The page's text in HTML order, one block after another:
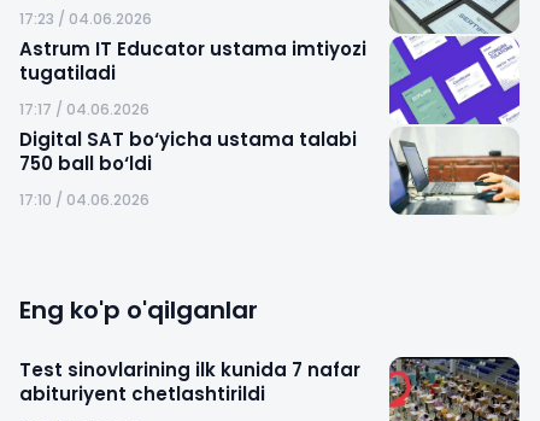
17:23 / 04.06.2026
Astrum IT Educator ustama imtiyozi
tugatiladi
17:17 / 04.06.2026
Digital SAT bo‘yicha ustama talabi
750 ball bo‘ldi
17:10 / 04.06.2026
Eng ko'p o'qilganlar
Test sinovlarining ilk kunida 7 nafar
abituriyent chetlashtirildi